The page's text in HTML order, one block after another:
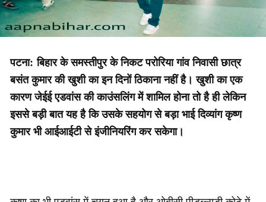
पटना: बिहार के समस्तीपुर के निकट परोरिया गांव निवासी छात्र
बसंत कुमार की खुशी का इन दिनों ठिकाना नहीं है। खुशी का एक
कारण जेईई एडवांस की काउंसलिंग में शामिल होना तो है ही लेकिन
इससे बड़ी बात यह है कि उसके सहयोग से बड़ा भाई दिव्यांग कृष्ण
कुमार भी आईआईटी से इंजीनियरिंग कर सकेगा।